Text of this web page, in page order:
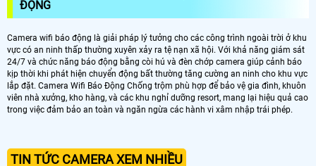
ĐỘNG
Camera wifi báo động là giải pháp lý tưởng cho các công trình ngoài trời ở khu
vực có an ninh thấp thường xuyên xảy ra tệ nạn xã hội. Với khả năng giám sát
24/7 và chức năng báo động bằng còi hú và đèn chớp camera giúp cảnh báo
kịp thời khi phát hiện chuyển động bất thường tăng cường an ninh cho khu vực
lắp đặt. Camera Wifi Báo Động Chống trộm phù hợp để bảo vệ gia đình, khuôn
viên nhà xưởng, kho hàng, và các khu nghỉ dưỡng resort, mang lại hiệu quả cao
trong việc đảm bảo an toàn và ngăn ngừa các hành vi xâm nhập trái phép.
TIN TỨC CAMERA XEM NHIỀU